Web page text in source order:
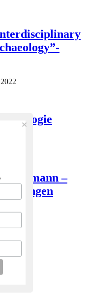
Typologie
Schümann –